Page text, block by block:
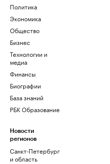
Политика
Экономика
Общество
Бизнес
Технологии и
медиа
Финансы
Биографии
База знаний
РБК Образование
Новости
регионов
Санкт-Петербург
и область